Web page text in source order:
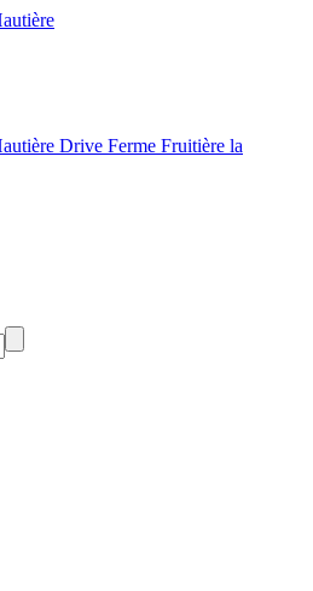
Drive Ferme Fruitière la